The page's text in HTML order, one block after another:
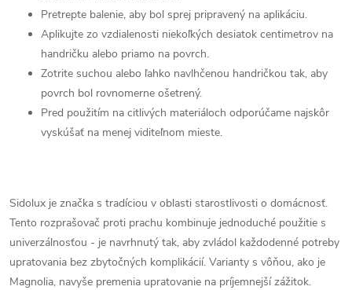
Pretrepte balenie, aby bol sprej pripravený na aplikáciu.
Aplikujte zo vzdialenosti niekoľkých desiatok centimetrov na
handričku alebo priamo na povrch.
Zotrite suchou alebo ľahko navlhčenou handričkou tak, aby
povrch bol rovnomerne ošetrený.
Pred použitím na citlivých materiáloch odporúčame najskôr
vyskúšať na menej viditeľnom mieste.
Sidolux je značka s tradíciou v oblasti starostlivosti o domácnosť.
Tento rozprašovač proti prachu kombinuje jednoduché použitie s
univerzálnosťou - je navrhnutý tak, aby zvládol každodenné potreby
upratovania bez zbytočných komplikácií. Varianty s vôňou, ako je
Magnolia, navyše premenia upratovanie na príjemnejší zážitok.